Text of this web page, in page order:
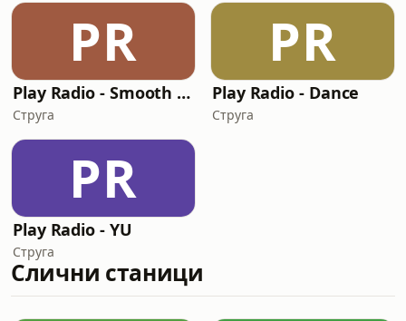
PR
Play Radio - Smooth Lounge
Струга
PR
Play Radio - Dance
Струга
PR
Play Radio - YU
Струга
Слични станици